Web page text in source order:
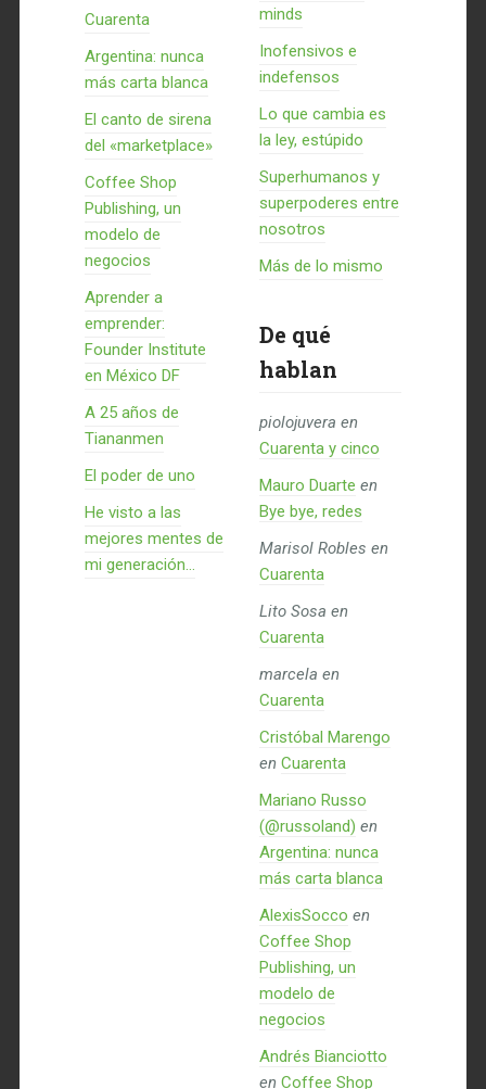
Cuarenta
Argentina: nunca
más carta blanca
El canto de sirena
del «marketplace»
Coffee Shop
Publishing, un
modelo de
negocios
Aprender a
emprender:
Founder Institute
en México DF
A 25 años de
Tiananmen
El poder de uno
He visto a las
mejores mentes de
mi generación…
minds
Inofensivos e
indefensos
Lo que cambia es
la ley, estúpido
Superhumanos y
superpoderes entre
nosotros
Más de lo mismo
De qué
hablan
piolojuvera en
Cuarenta y cinco
Mauro Duarte en
Bye bye, redes
Marisol Robles en
Cuarenta
Lito Sosa en
Cuarenta
marcela en
Cuarenta
Cristóbal Marengo
en Cuarenta
Mariano Russo
(@russoland) en
Argentina: nunca
más carta blanca
AlexisSocco en
Coffee Shop
Publishing, un
modelo de
negocios
Andrés Bianciotto
en Coffee Shop